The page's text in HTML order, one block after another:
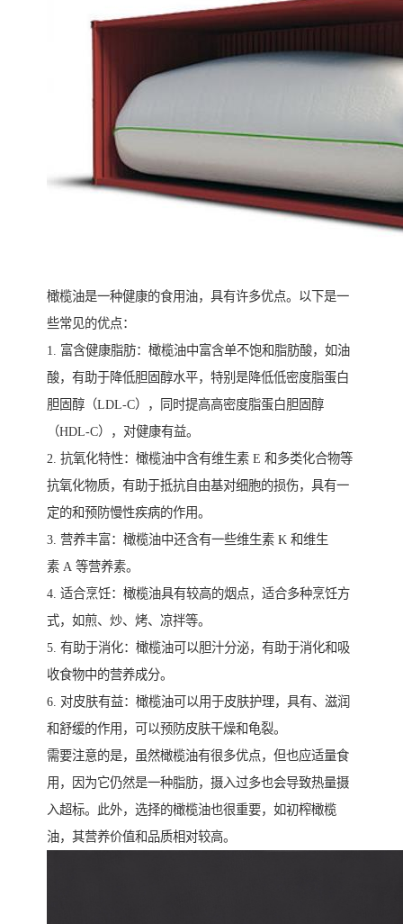
橄榄油是一种健康的食用油，具有许多优点。以下是一
些常见的优点：
1. 富含健康脂肪：橄榄油中富含单不饱和脂肪酸，如油
酸，有助于降低胆固醇水平，特别是降低低密度脂蛋白
胆固醇（LDL-C），同时提高高密度脂蛋白胆固醇
（HDL-C），对健康有益。
2. 抗氧化特性：橄榄油中含有维生素 E 和多类化合物等
抗氧化物质，有助于抵抗自由基对细胞的损伤，具有一
定的和预防慢性疾病的作用。
3. 营养丰富：橄榄油中还含有一些维生素 K 和维生
素 A 等营养素。
4. 适合烹饪：橄榄油具有较高的烟点，适合多种烹饪方
式，如煎、炒、烤、凉拌等。
5. 有助于消化：橄榄油可以胆汁分泌，有助于消化和吸
收食物中的营养成分。
6. 对皮肤有益：橄榄油可以用于皮肤护理，具有、滋润
和舒缓的作用，可以预防皮肤干燥和龟裂。
需要注意的是，虽然橄榄油有很多优点，但也应适量食
用，因为它仍然是一种脂肪，摄入过多也会导致热量摄
入超标。此外，选择的橄榄油也很重要，如初榨橄榄
油，其营养价值和品质相对较高。